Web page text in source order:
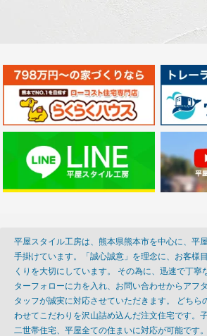
平屋スタイル工房は、熊本県熊本市を中心に、平
手掛けています。「誠心誠意」を理念に、お客様
くりを大切にしています。 その為に、迅速で丁寧
ターフォローに力を入れ、お問い合わせからアフ
タッフが誠実に対応させていただきます。 どちら
わせてこだわりを沢山詰め込んだ注文住宅です。
二世帯住宅、平屋全ての住まいに対応が可能です